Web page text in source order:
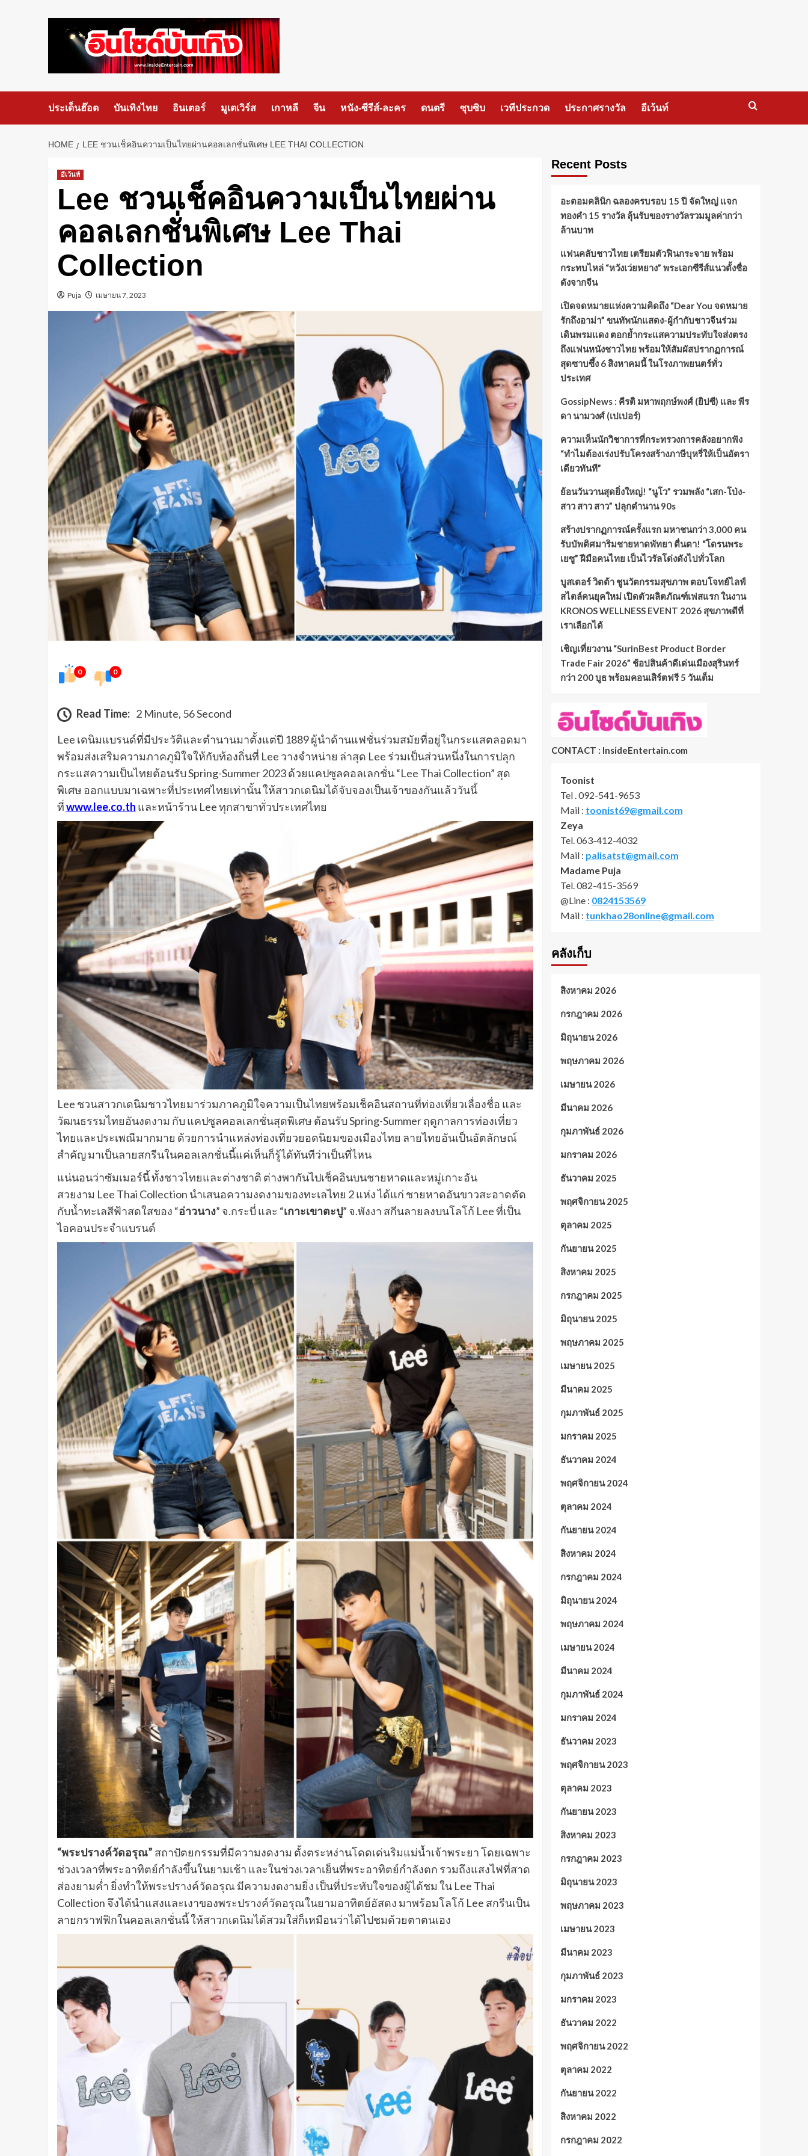
ประเด็นฮ๊อต บันเทิงไทย อินเตอร์ มูเตเวิร์ส เกาหลี จีน หนัง-ซีรีส์-ละคร ดนตรี ซุบซิบ เวทีประกวด ประกาศรางวัล อีเว้นท์
HOME LEE ชวนเช็คอินความเป็นไทยผ่านคอลเลกชั่นพิเศษ LEE THAI COLLECTION
อีเว้นท์
Lee ชวนเช็คอินความเป็นไทยผ่าน
คอลเลกชั่นพิเศษ Lee Thai
Collection
Puja เมษายน 7, 2023
0 0
Read Time: 2 Minute, 56 Second
Lee เดนิมแบรนด์ที่มีประวัติและตำนานมาตั้งแต่ปี 1889 ผู้นำด้านแฟชั่นร่วมสมัยที่อยู่ในกระแสตลอดมา
พร้อมส่งเสริมความภาคภูมิใจให้กับท้องถิ่นที่ Lee วางจำหน่าย ล่าสุด Lee ร่วมเป็นส่วนหนึ่งในการปลุก
กระแสความเป็นไทยต้อนรับ Spring-Summer 2023 ด้วยแคปซูลคอลเลกชั่น “Lee Thai Collection” สุด
พิเศษ ออกแบบมาเฉพาะที่ประเทศไทยเท่านั้น ให้สาวกเดนิมได้จับจองเป็นเจ้าของกันแล้ววันนี้
ที่www.lee.co.th และหน้าร้าน Lee ทุกสาขาทั่วประเทศไทย
Lee ชวนสาวกเดนิมชาวไทยมาร่วมภาคภูมิใจความเป็นไทยพร้อมเช็คอินสถานที่ท่องเที่ยวเลื่องชื่อ และ
วัฒนธรรมไทยอันงดงาม กับ แคปซูลคอลเลกชั่นสุดพิเศษ ต้อนรับ Spring-Summer ฤดูกาลการท่องเที่ยว
ไทยและประเพณีมากมาย ด้วยการนำแหล่งท่องเที่ยวยอดนิยมของเมืองไทย ลายไทยอันเป็นอัตลักษณ์
สำคัญ มาเป็นลายสกรีนในคอลเลกชั่นนี้แค่เห็นก็รู้ได้ทันทีว่าเป็นที่ไหน
แน่นอนว่าซัมเมอร์นี้ ทั้งชาวไทยและต่างชาติ ต่างพากันไปเช็คอินบนชายหาดและหมู่เกาะอัน
สวยงาม Lee Thai Collection นำเสนอความงดงามของทะเลไทย 2 แห่ง ได้แก่ ชายหาดอันขาวสะอาดตัด
กับน้ำทะเลสีฟ้าสดใสของ “อ่าวนาง” จ.กระบี่ และ “เกาะเขาตะปู” จ.พังงา สกีนลายลงบนโลโก้ Lee ที่เป็น
ไอคอนประจำแบรนด์
“พระปรางค์วัดอรุณ” สถาปัตยกรรมที่มีความงดงาม ตั้งตระหง่านโดดเด่นริมแม่น้ำเจ้าพระยา โดยเฉพาะ
ช่วงเวลาที่พระอาทิตย์กำลังขึ้นในยามเช้า และในช่วงเวลาเย็นที่พระอาทิตย์กำลังตก รวมถึงแสงไฟที่สาด
ส่องยามค่ำ ยิ่งทำให้พระปรางค์วัดอรุณ มีความงดงามยิ่ง เป็นที่ประทับใจของผู้ได้ชม ใน Lee Thai
Collection จึงได้นำแสงและเงาของพระปรางค์วัดอรุณในยามอาทิตย์อัสดง มาพร้อมโลโก้ Lee สกรีนเป็น
ลายกราฟฟิกในคอลเลกชั่นนี้ ให้สาวกเดนิมได้สวมใส่ก็เหมือนว่าได้ไปชมด้วยตาตนเอง
Recent Posts
อะตอมคลินิก ฉลองครบรอบ 15 ปี จัดใหญ่ แจก
ทองคำ 15 รางวัล ลุ้นรับของรางวัลรวมมูลค่ากว่า
ล้านบาท
แฟนคลับชาวไทย เตรียมตัวฟินกระจาย พร้อม
กระทบไหล่ “หวังเว่ยหยาง” พระเอกซีรีส์แนวตั้งชื่อ
ดังจากจีน
เปิดจดหมายแห่งความคิดถึง “Dear You จดหมาย
รักถึงอาม่า” ขนทัพนักแสดง-ผู้กำกับชาวจีนร่วม
เดินพรมแดง ตอกย้ำกระแสความประทับใจส่งตรง
ถึงแฟนหนังชาวไทย พร้อมให้สัมผัสปรากฏการณ์
สุดซาบซึ้ง 6 สิงหาคมนี้ ในโรงภาพยนตร์ทั่ว
ประเทศ
GossipNews : คีรติ มหาพฤกษ์พงศ์ (ยิปซี) และ พีร
ดา นามวงศ์ (เปเปอร์)
ความเห็นนักวิชาการที่กระทรวงการคลังอยากฟัง
“ทำไมต้องเร่งปรับโครงสร้างภาษีบุหรี่ให้เป็นอัตรา
เดียวทันที”
ย้อนวันวานสุดยิ่งใหญ่! “นูโว” รวมพลัง “เสก-โป่ง-
สาว สาว สาว” ปลุกตำนาน 90s
สร้างปรากฏการณ์ครั้งแรก มหาชนกว่า 3,000 คน
รับบัพติศมาริมชายหาดพัทยา ตื่นตา! “โดรนพระ
เยซู” ฝีมือคนไทย เป็นไวรัลโด่งดังไปทั่วโลก
บูสเตอร์ วิตต้า ชูนวัตกรรมสุขภาพ ตอบโจทย์ไลฟ์
สไตล์คนยุคใหม่ เปิดตัวผลิตภัณฑ์เฟสแรก ในงาน
KRONOS WELLNESS EVENT 2026 สุขภาพดีที่
เราเลือกได้
เชิญเที่ยวงาน “SurinBest Product Border
Trade Fair 2026” ช้อปสินค้าดีเด่นเมืองสุรินทร์
กว่า 200 บูธ พร้อมคอนเสิร์ตฟรี 5 วันเต็ม
CONTACT : InsideEntertain.com
Toonist
Tel . 092-541-9653
Mail : toonist69@gmail.com
Zeya
Tel. 063-412-4032
Mail : palisatst@gmail.com
Madame Puja
Tel. 082-415-3569
@Line : 0824153569
Mail : tunkhao28online@gmail.com
คลังเก็บ
สิงหาคม 2026
กรกฎาคม 2026
มิถุนายน 2026
พฤษภาคม 2026
เมษายน 2026
มีนาคม 2026
กุมภาพันธ์ 2026
มกราคม 2026
ธันวาคม 2025
พฤศจิกายน 2025
ตุลาคม 2025
กันยายน 2025
สิงหาคม 2025
กรกฎาคม 2025
มิถุนายน 2025
พฤษภาคม 2025
เมษายน 2025
มีนาคม 2025
กุมภาพันธ์ 2025
มกราคม 2025
ธันวาคม 2024
พฤศจิกายน 2024
ตุลาคม 2024
กันยายน 2024
สิงหาคม 2024
กรกฎาคม 2024
มิถุนายน 2024
พฤษภาคม 2024
เมษายน 2024
มีนาคม 2024
กุมภาพันธ์ 2024
มกราคม 2024
ธันวาคม 2023
พฤศจิกายน 2023
ตุลาคม 2023
กันยายน 2023
สิงหาคม 2023
กรกฎาคม 2023
มิถุนายน 2023
พฤษภาคม 2023
เมษายน 2023
มีนาคม 2023
กุมภาพันธ์ 2023
มกราคม 2023
ธันวาคม 2022
พฤศจิกายน 2022
ตุลาคม 2022
กันยายน 2022
สิงหาคม 2022
กรกฎาคม 2022